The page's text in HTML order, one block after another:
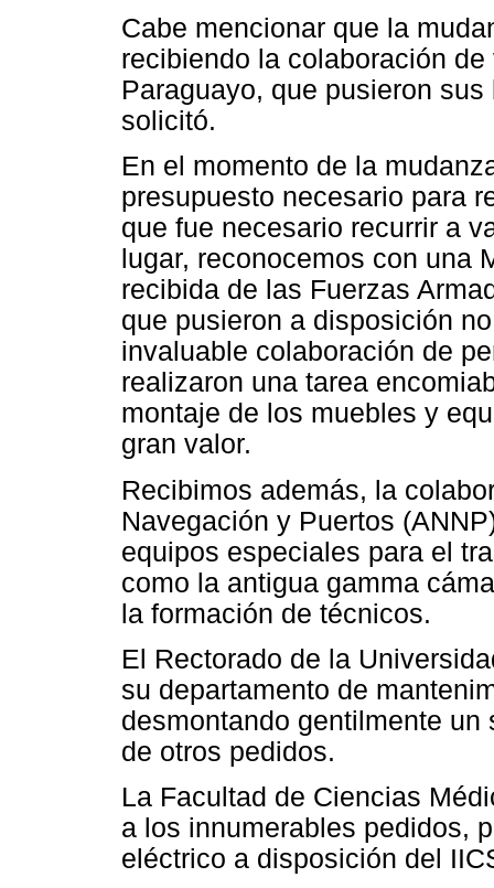
Cabe mencionar que la
recibiendo la colaboración
Paraguayo, que pusieron
solicitó.
En el momento de la
presupuesto necesario para
que fue necesario recurrir a
lugar, reconocemos con una
recibida de las Fuerzas
que pusieron a disposición
invaluable colaboración de
realizaron una tarea
montaje de los muebles y
gran valor.
Recibimos además, la
Navegación y Puertos
equipos especiales para el
como la antigua gamma
la formación de técnicos.
El Rectorado de la
su departamento de
desmontando gentilmente
de otros pedidos.
La Facultad de Ciencias
a los innumerables pedidos,
eléctrico a disposición del